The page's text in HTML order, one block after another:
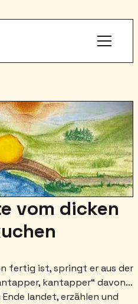
vom dicken
fertig ist, springt er aus der
kantapper“ davon…
landet, erzählen und